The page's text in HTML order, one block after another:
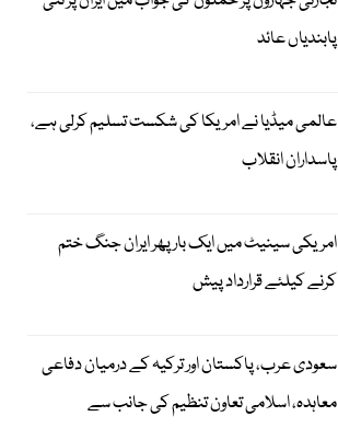
پابندیاں عائد
عالمی میڈیا نے امریکا کی شکست تسلیم کرلی ہے،
پاسداران انقلاب
امریکی سینیٹ میں ایک بار پھر ایران جنگ ختم
کرنے کیلئے قرارداد پیش
سعودی عرب، پاکستان اور ترکیہ کے درمیان دفاعی
معاہدہ، اسلامی تعاون تنظیم کی جانب سے